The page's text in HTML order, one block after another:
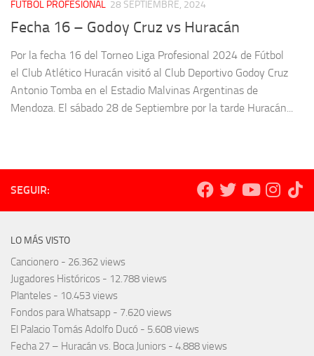
FÚTBOL PROFESIONAL 28 SEPTIEMBRE, 2024
Fecha 16 – Godoy Cruz vs Huracán
Por la fecha 16 del Torneo Liga Profesional 2024 de Fútbol
el Club Atlético Huracán visitó al Club Deportivo Godoy Cruz
Antonio Tomba en el Estadio Malvinas Argentinas de
Mendoza. El sábado 28 de Septiembre por la tarde Huracán...
SEGUIR:
LO MÁS VISTO
Cancionero - 26.362 views
Jugadores Históricos - 12.788 views
Planteles - 10.453 views
Fondos para Whatsapp - 7.620 views
El Palacio Tomás Adolfo Ducó - 5.608 views
Fecha 27 – Huracán vs. Boca Juniors - 4.888 views